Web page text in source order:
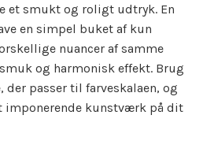
et smukt og roligt udtryk. En
en simpel buket af kun
nuancer af samme
og harmonisk effekt. Brug
der passer til farveskalaen, og
imponerende kunstværk på dit